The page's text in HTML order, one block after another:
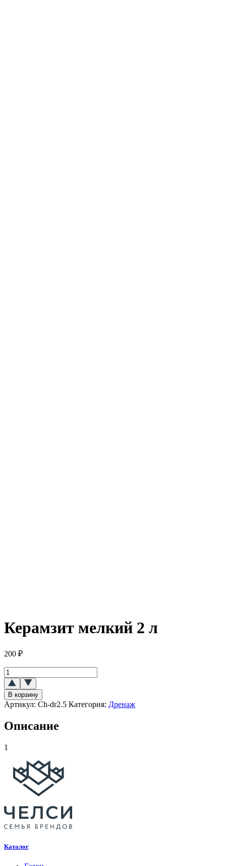
Керамзит мелкий 2 л
200 ₽
Количество
товара
Керамзит
мелкий
2
В корзину
Артикул: Ch-dr2.5 Категория: Дренаж
Описание
1
Каталог